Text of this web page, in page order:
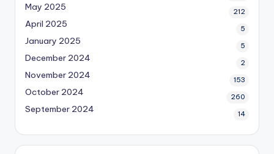
May 2025 212
April 2025 5
January 2025 5
December 2024 2
November 2024 153
October 2024 260
September 2024 14